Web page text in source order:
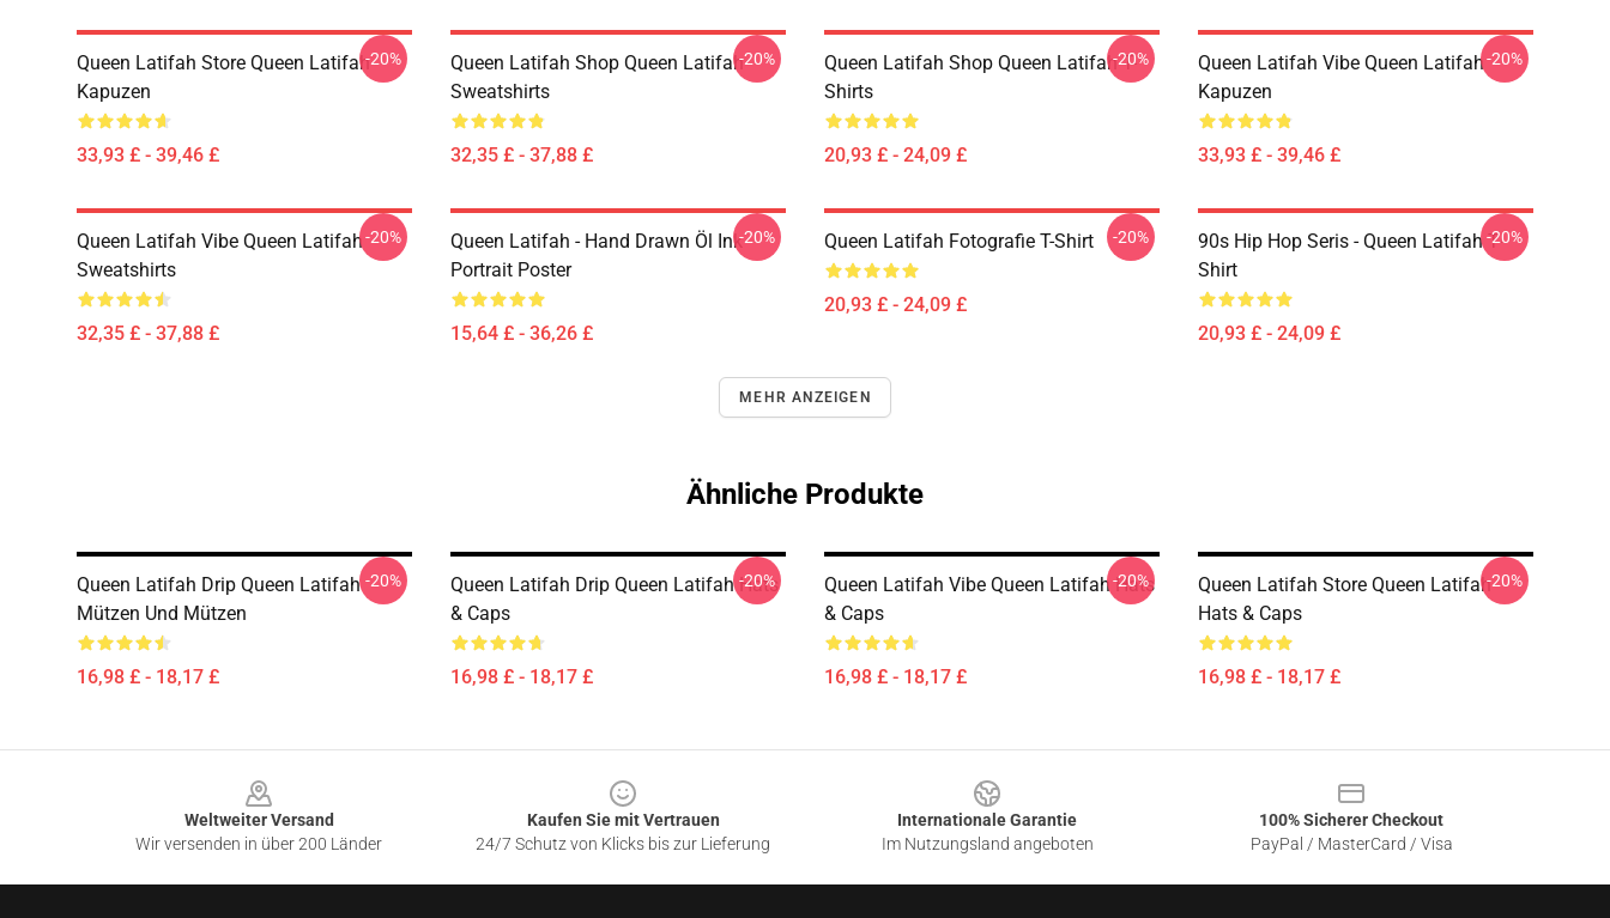
Queen Latifah Store Queen Latifah
Kapuzen
33,93 £ - 39,46 £
-20%
Queen Latifah Shop Queen Latifah
Sweatshirts
32,35 £ - 37,88 £
-20%
Queen Latifah Shop Queen Latifah T-
Shirts
20,93 £ - 24,09 £
-20%
Queen Latifah Vibe Queen Latifah
Kapuzen
33,93 £ - 39,46 £
-20%
Queen Latifah Vibe Queen Latifah
Sweatshirts
32,35 £ - 37,88 £
-20%
Queen Latifah - Hand Drawn Öl Ink
Portrait Poster
15,64 £ - 36,26 £
-20% Queen Latifah Fotografie T-Shirt
20,93 £ - 24,09 £
-20%
90s Hip Hop Seris - Queen Latifah T-
Shirt
20,93 £ - 24,09 £
-20%
MEHR ANZEIGEN
Ähnliche Produkte
Queen Latifah Drip Queen Latifah
Mützen Und Mützen
16,98 £ - 18,17 £
-20%
Queen Latifah Drip Queen Latifah Hats
& Caps
16,98 £ - 18,17 £
-20%
Queen Latifah Vibe Queen Latifah Hats
& Caps
16,98 £ - 18,17 £
-20%
Queen Latifah Store Queen Latifah
Hats & Caps
16,98 £ - 18,17 £
-20%
Weltweiter Versand
Wir versenden in über 200 Länder
Kaufen Sie mit Vertrauen
24/7 Schutz von Klicks bis zur Lieferung
Internationale Garantie
Im Nutzungsland angeboten
100% Sicherer Checkout
PayPal / MasterCard / Visa